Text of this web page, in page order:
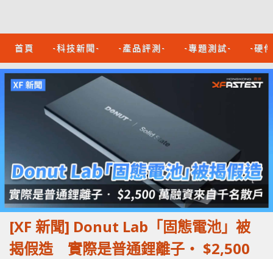
首頁 -科技新聞- -產品評測- -專題測試- -硬
[XF 新聞] Donut Lab「固態電池」被
揭假造 實際是普通鋰離子‧ $2,500